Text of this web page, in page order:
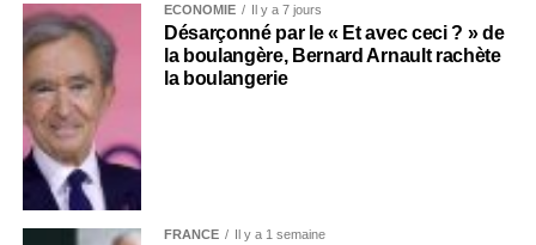
ECONOMIE Il y a 7 jours
Désarçonné par le « Et avec ceci ? » de
la boulangère, Bernard Arnault rachète
la boulangerie
FRANCE Il y a 1 semaine